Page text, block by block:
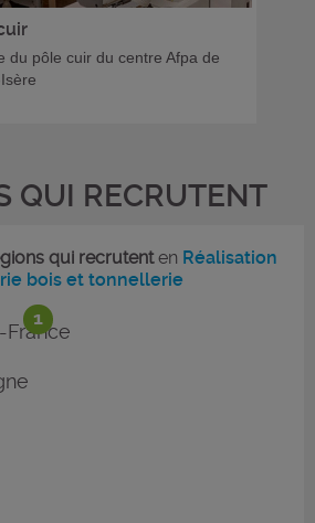
du pôle cuir du centre Afpa de
QUI RECRUTENT
1
qui recrutenten Réalisation
bois et tonnellerie